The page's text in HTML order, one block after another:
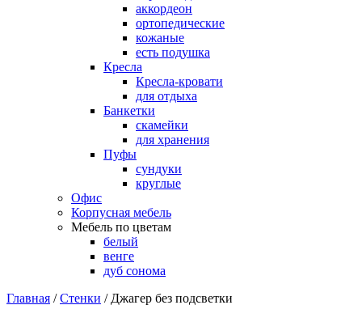
аккордеон
ортопедические
кожаные
есть подушка
Кресла
Кресла-кровати
для отдыха
Банкетки
скамейки
для хранения
Пуфы
сундуки
круглые
Офис
Корпусная мебель
Мебель по цветам
белый
венге
дуб сонома
Главная / Стенки / Джагер без подсветки